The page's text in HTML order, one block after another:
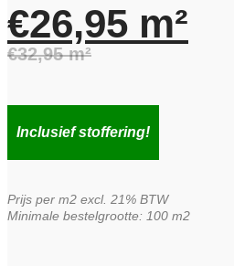
€32,95 m²
prijs
€32,95.
€26,95 m²
prijs
€26,95.
Inclusief stoffering!
Prijs per m2 excl. 21% BTW
Minimale bestelgrootte: 100 m2